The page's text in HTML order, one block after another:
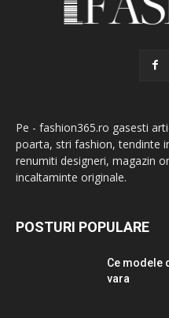
Pe - fashion365.ro gasesti
poarta, stri fashion, tendinte
renumiti designeri, magazin
incaltaminte originale.
POSTURI POPULARE
Ce modele
vara